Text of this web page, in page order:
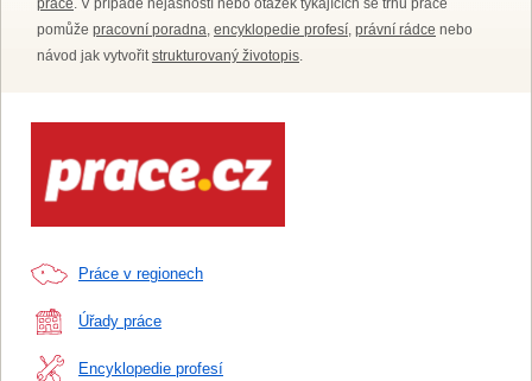
práce. V případě nejasností nebo otázek týkajících se trhu práce
pomůže pracovní poradna, encyklopedie profesí, právní rádce nebo
návod jak vytvořitstrukturovaný životopis.
Práce v regionech
Úřady práce
Encyklopedie profesí